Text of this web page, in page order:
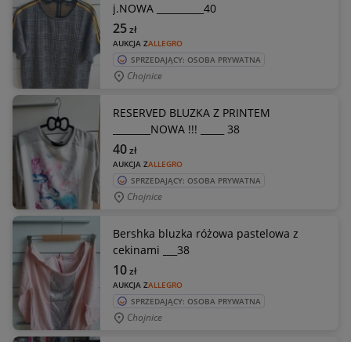
j.NOWA __________40
AUKCJA ZALLEGRO
25zł
SPRZEDAJĄCY: OSOBA PRYWATNA
Chojnice
RESERVED BLUZKA Z PRINTEM
________NOWA !!! _____ 38
AUKCJA ZALLEGRO
40zł
SPRZEDAJĄCY: OSOBA PRYWATNA
Chojnice
Bershka bluzka różowa pastelowa z
cekinami ___38
AUKCJA ZALLEGRO
10zł
SPRZEDAJĄCY: OSOBA PRYWATNA
Chojnice